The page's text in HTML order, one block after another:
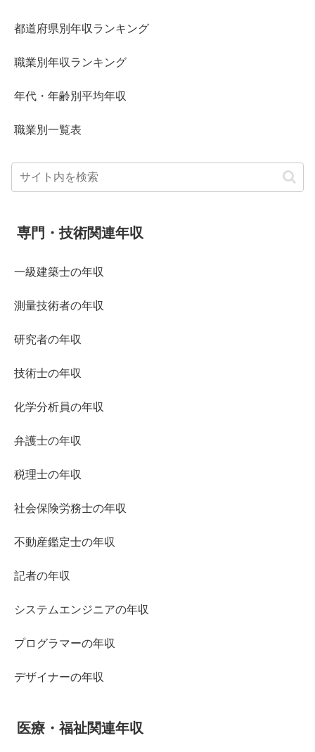
都道府県別年収ランキング
職業別年収ランキング
年代・年齢別平均年収
職業別一覧表
専門・技術関連年収
一級建築士の年収
測量技術者の年収
研究者の年収
技術士の年収
化学分析員の年収
弁護士の年収
税理士の年収
社会保険労務士の年収
不動産鑑定士の年収
記者の年収
システムエンジニアの年収
プログラマーの年収
デザイナーの年収
医療・福祉関連年収